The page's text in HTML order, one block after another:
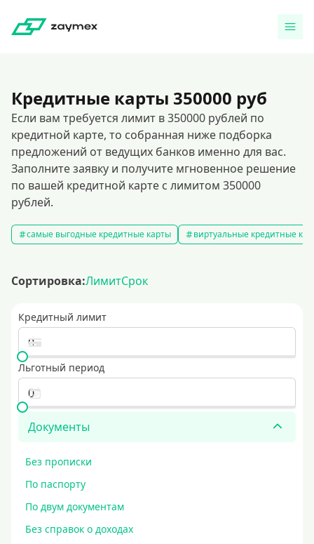
Кредитные карты 350000 руб
Если вам требуется лимит в 350000 рублей по
кредитной карте, то собранная ниже подборка
предложений от ведущих банков именно для вас.
Заполните заявку и получите мгновенное решение
по вашей кредитной карте с лимитом 350000
рублей.
самые выгодные кредитные карты виртуальные кредитные
Сортировка:ЛимитСрок
Кредитный лимит
Льготный период
Документы
Без прописки
По паспорту
По двум документам
Без справок о доходах